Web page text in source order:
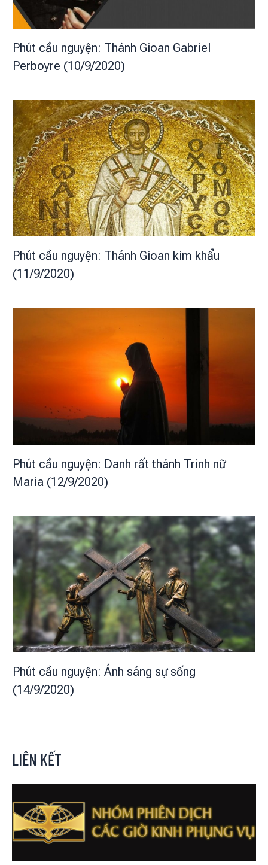
Phút cầu nguyện: Thánh Gioan Gabriel
Perboyre (10/9/2020)
Phút cầu nguyện: Thánh Gioan kim khẩu
(11/9/2020)
Phút cầu nguyện: Danh rất thánh Trinh nữ
Maria (12/9/2020)
Phút cầu nguyện: Ánh sáng sự sống
(14/9/2020)
LIÊN KẾT